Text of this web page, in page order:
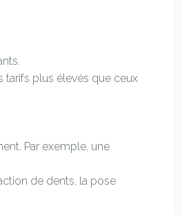
tarifs plus élevés que ceux
Par exemple, une
de dents, la pose